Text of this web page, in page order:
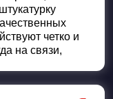
четко и
на связи,